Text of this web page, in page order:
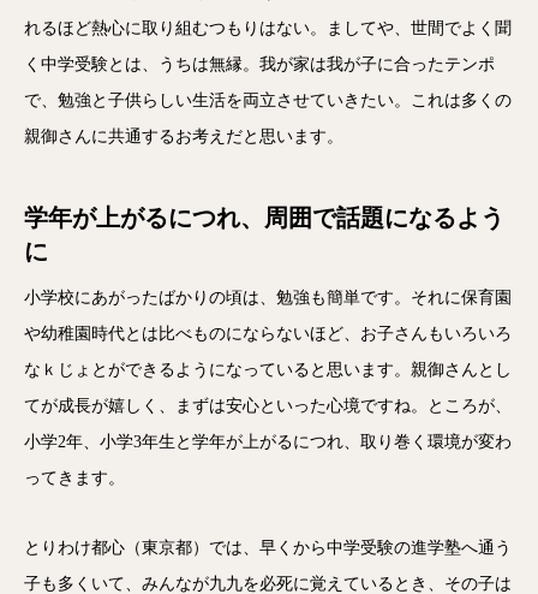
れるほど熱心に取り組むつもりはない。ましてや、世間でよく聞
く中学受験とは、うちは無縁。我が家は我が子に合ったテンポ
で、勉強と子供らしい生活を両立させていきたい。これは多くの
親御さんに共通するお考えだと思います。
学年が上がるにつれ、周囲で話題になるよう
に
小学校にあがったばかりの頃は、勉強も簡単です。それに保育園
や幼稚園時代とは比べものにならないほど、お子さんもいろいろ
なｋじょとができるようになっていると思います。親御さんとし
てが成長が嬉しく、まずは安心といった心境ですね。ところが、
小学2年、小学3年生と学年が上がるにつれ、取り巻く環境が変わ
ってきます。
とりわけ都心（東京都）では、早くから中学受験の進学塾へ通う
子も多くいて、みんなが九九を必死に覚えているとき、その子は